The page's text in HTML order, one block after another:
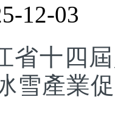
12-03
省十四
雪產業